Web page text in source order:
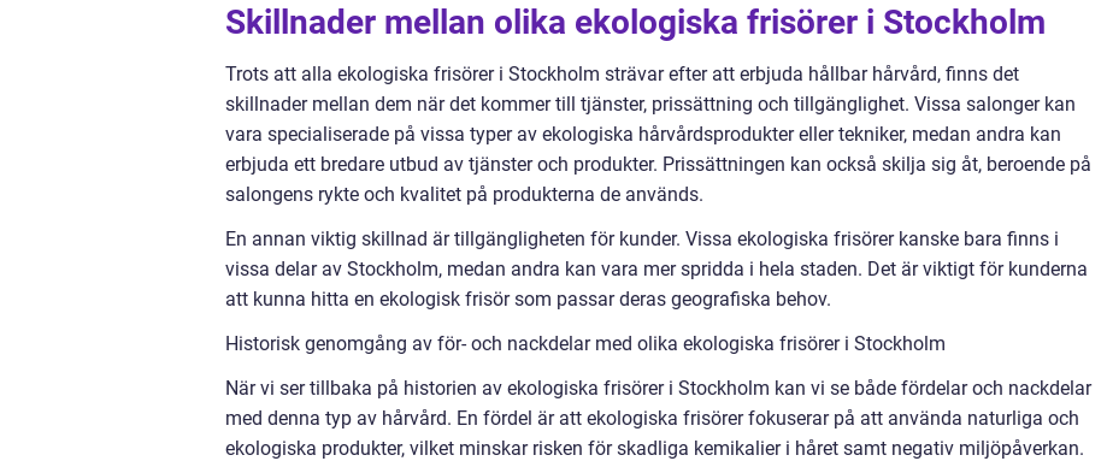
Skillnader mellan olika ekologiska frisörer i Stockholm
Trots att alla ekologiska frisörer i Stockholm strävar efter att erbjuda hållbar hårvård, finns det
skillnader mellan dem när det kommer till tjänster, prissättning och tillgänglighet. Vissa salonger kan
vara specialiserade på vissa typer av ekologiska hårvårdsprodukter eller tekniker, medan andra kan
erbjuda ett bredare utbud av tjänster och produkter. Prissättningen kan också skilja sig åt, beroende på
salongens rykte och kvalitet på produkterna de används.
En annan viktig skillnad är tillgängligheten för kunder. Vissa ekologiska frisörer kanske bara finns i
vissa delar av Stockholm, medan andra kan vara mer spridda i hela staden. Det är viktigt för kunderna
att kunna hitta en ekologisk frisör som passar deras geografiska behov.
Historisk genomgång av för- och nackdelar med olika ekologiska frisörer i Stockholm
När vi ser tillbaka på historien av ekologiska frisörer i Stockholm kan vi se både fördelar och nackdelar
med denna typ av hårvård. En fördel är att ekologiska frisörer fokuserar på att använda naturliga och
ekologiska produkter, vilket minskar risken för skadliga kemikalier i håret samt negativ miljöpåverkan.